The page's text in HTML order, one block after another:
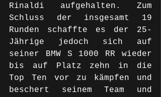
Rinaldi aufgehalten. Zum
Schluss der insgesamt 19
Runden schaffte es der 25-
Jährige jedoch sich auf
seiner BMW S 1000 RR wieder
bis auf Platz zehn in die
Top Ten vor zu kämpfen und
beschert seinem Team und